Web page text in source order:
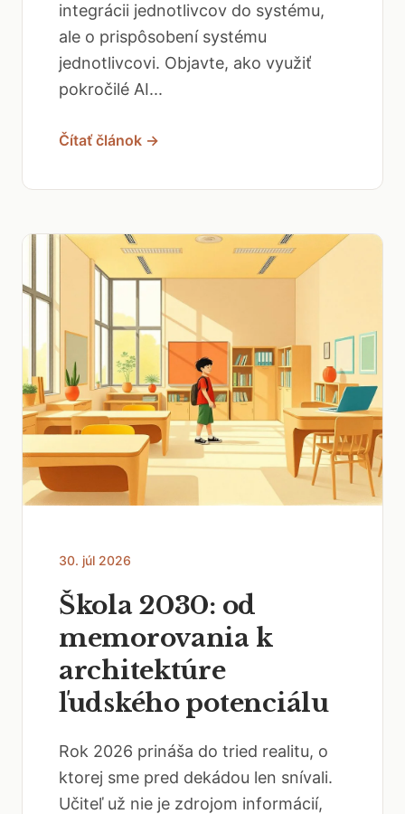
integrácii jednotlivcov do systému,
ale o prispôsobení systému
jednotlivcovi. Objavte, ako využiť
pokročilé AI...
Čítať článok →
30. júl 2026
Škola 2030: od
memorovania k
architektúre
ľudského potenciálu
Rok 2026 prináša do tried realitu, o
ktorej sme pred dekádou len snívali.
Učiteľ už nie je zdrojom informácií,